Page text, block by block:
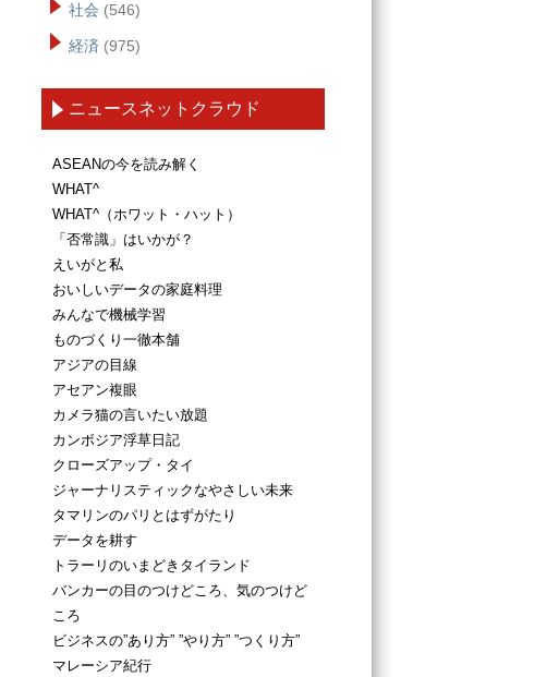
社会 (546)
経済 (975)
ニュースネットクラウド
ASEANの今を読み解く
WHAT^
WHAT^（ホワット・ハット）
「否常識」はいかが？
えいがと私
おいしいデータの家庭料理
みんなで機械学習
ものづくり一徹本舗
アジアの目線
アセアン複眼
カメラ猫の言いたい放題
カンボジア浮草日記
クローズアップ・タイ
ジャーナリスティックなやさしい未来
タマリンのパリとはずがたり
データを耕す
トラーリのいまどきタイランド
バンカーの目のつけどころ、気のつけど
ころ
ビジネスの”あり方” ”やり方” ”つくり方”
マレーシア紀行